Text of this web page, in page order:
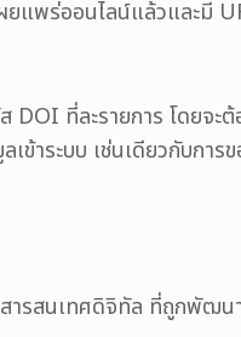
ร่ออนไลน์แล้วและมี
DOI ที่ละรายการ โด
าระบบ เช่นเดียวกับการ
รสนเทศดิจิทัล ที่ถูกพัฒน